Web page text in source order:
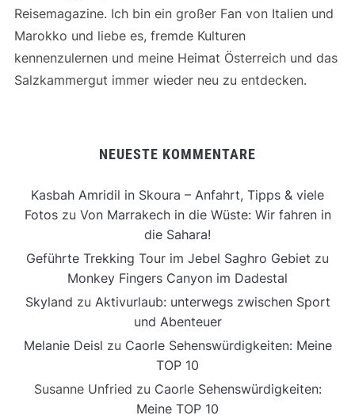
Reisemagazine. Ich bin ein großer Fan von Italien und
Marokko und liebe es, fremde Kulturen
kennenzulernen und meine Heimat Österreich und das
Salzkammergut immer wieder neu zu entdecken.
NEUESTE KOMMENTARE
Kasbah Amridil in Skoura – Anfahrt, Tipps & viele
Fotoszu Von Marrakech in die Wüste: Wir fahren in
die Sahara!
Geführte Trekking Tour im Jebel Saghro Gebiet zu
Monkey Fingers Canyon im Dadestal
Skyland zu Aktivurlaub: unterwegs zwischen Sport
und Abenteuer
Melanie Deisl zu Caorle Sehenswürdigkeiten: Meine
TOP 10
Susanne Unfried zu Caorle Sehenswürdigkeiten:
Meine TOP 10